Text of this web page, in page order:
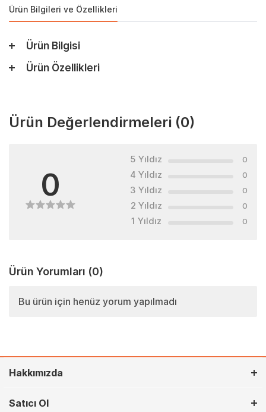
Ürün Bilgileri ve Özellikleri
Ürün Bilgisi
Ürün Özellikleri
Ürün Değerlendirmeleri (0)
0
5 Yıldız 0
4 Yıldız 0
3 Yıldız 0
2 Yıldız 0
1 Yıldız 0
Ürün Yorumları (0)
Bu ürün için henüz yorum yapılmadı
Hakkımızda
Satıcı Ol